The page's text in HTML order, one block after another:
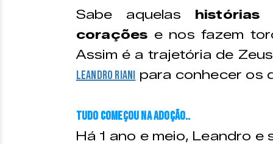
Sabe aquelas histórias
corações e nos fazem
Assim é a trajetória de
Leandro Riani para conhecer os
Tudo começou na adoção..
Há 1 ano e meio, Leandro